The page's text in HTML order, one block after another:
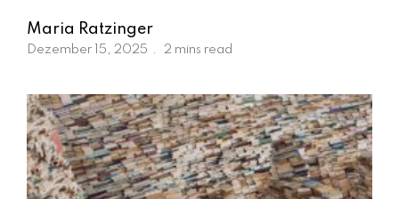
o
m
a
g
a
zi
Maria Ratzinger
Dezember 15, 2025 2 mins read